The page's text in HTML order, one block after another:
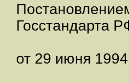
Госстандарта
от 29 июня 1994